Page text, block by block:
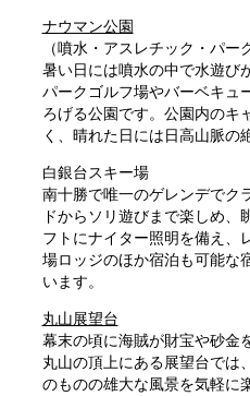
ナウマン公園
（噴水・アスレチック・パー
暑い日には噴水の中で水遊び
パークゴルフ場やバーベキュ
ろげる公園です。公園内のキ
く、晴れた日には日高山脈の
白銀台スキー場
南十勝で唯一のゲレンデでク
ドからソリ遊びまで楽しめ、
フトにナイター照明を備え、
場ロッジのほか宿泊も可能な
います。
丸山展望台
幕末の頃に海賊が財宝や砂金
丸山の頂上にある展望台では
のものの雄大な風景を気軽に